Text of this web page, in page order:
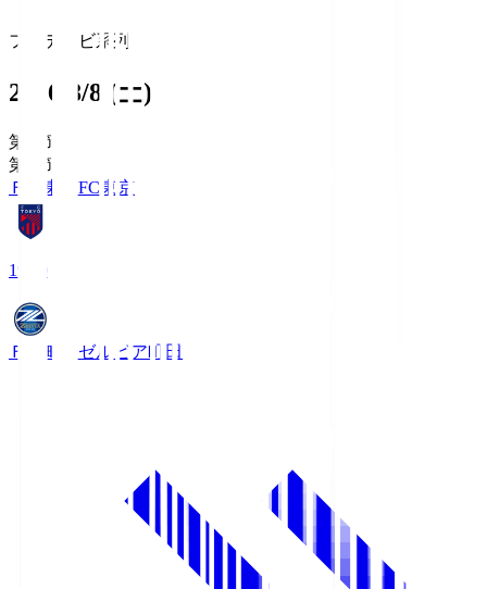
フジテレビ系列
2026/8/8 (土)
第1節
第1節
ＦＣ東京 FC東京
19:00
ＦＣ町田ゼルビア町田